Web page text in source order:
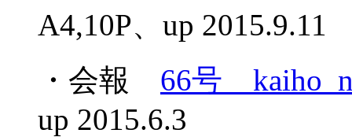
A4,10P、up 2015.9.11
・会報 66号
up 2015.6.3